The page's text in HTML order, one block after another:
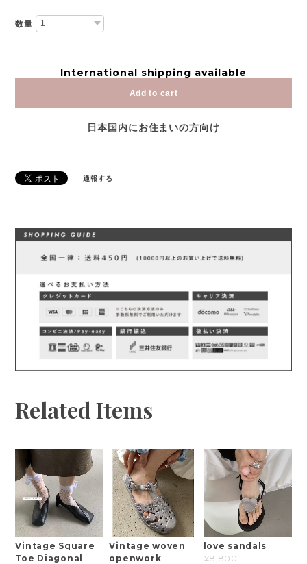
数量
International shipping available
Add to cart
日本国内にお住まいの方向け
通報する
Related Items
Vintage Square
Toe Diagonal
Vintage woven
openwork
love sandals
¥8,800